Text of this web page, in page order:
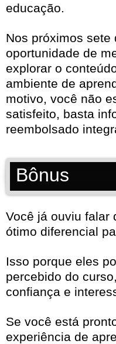
educação.
Nos próximos sete
oportunidade de
explorar o
ambiente de
motivo, você não
satisfeito, basta
reembolsado
Bônus
Você já ouviu falar
ótimo diferencial
Isso porque eles
percebido do
confiança e
Se você está
experiência de